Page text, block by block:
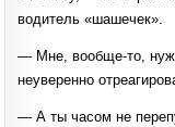
водитель «шашечек».
— Мне, вообще-то,
неуверенно
— А ты часом не